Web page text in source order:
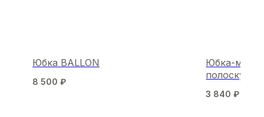
Юбка BALLON
8 500 ₽
Юбка-мини
полоску
3 840 ₽